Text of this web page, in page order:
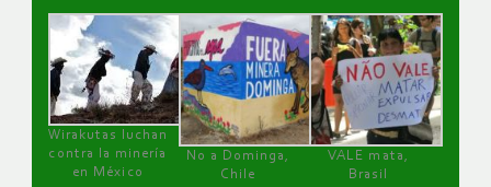
Wirakutas luchan
contra la minería
en México
No a Dominga,
Chile
VALE mata,
Brasil